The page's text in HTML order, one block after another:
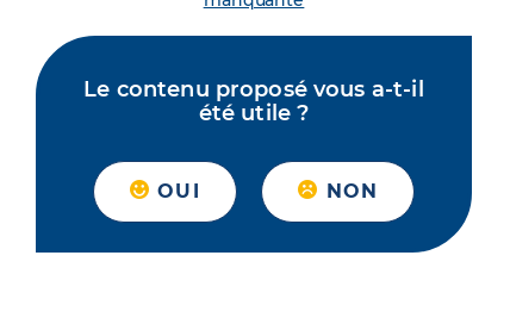
Le contenu proposé vous a-t-il
été utile ?
OUI NON